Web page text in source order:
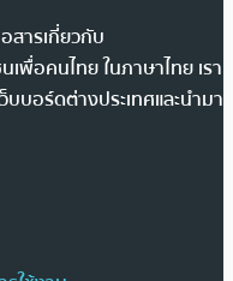
สารเกี่ยวกับ
เพื่อคนไทย ในภาษาไทย เรา
บอร์ดต่างประเทศและนำมา